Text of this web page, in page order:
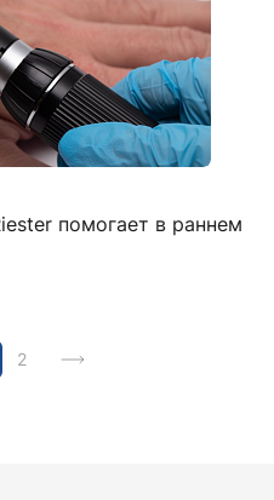
помогает в раннем
2